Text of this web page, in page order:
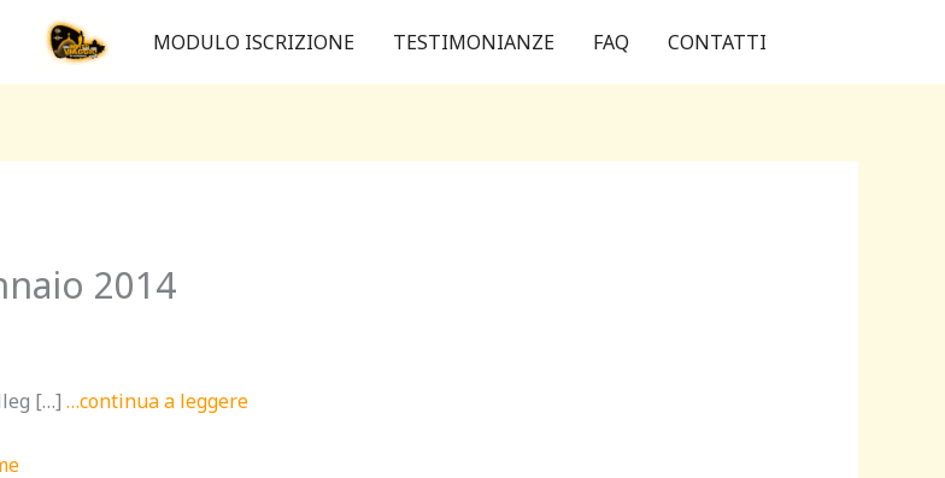
MODULO ISCRIZIONE TESTIMONIANZE FAQ CONTATTI
2014
[…] …continua a leggere